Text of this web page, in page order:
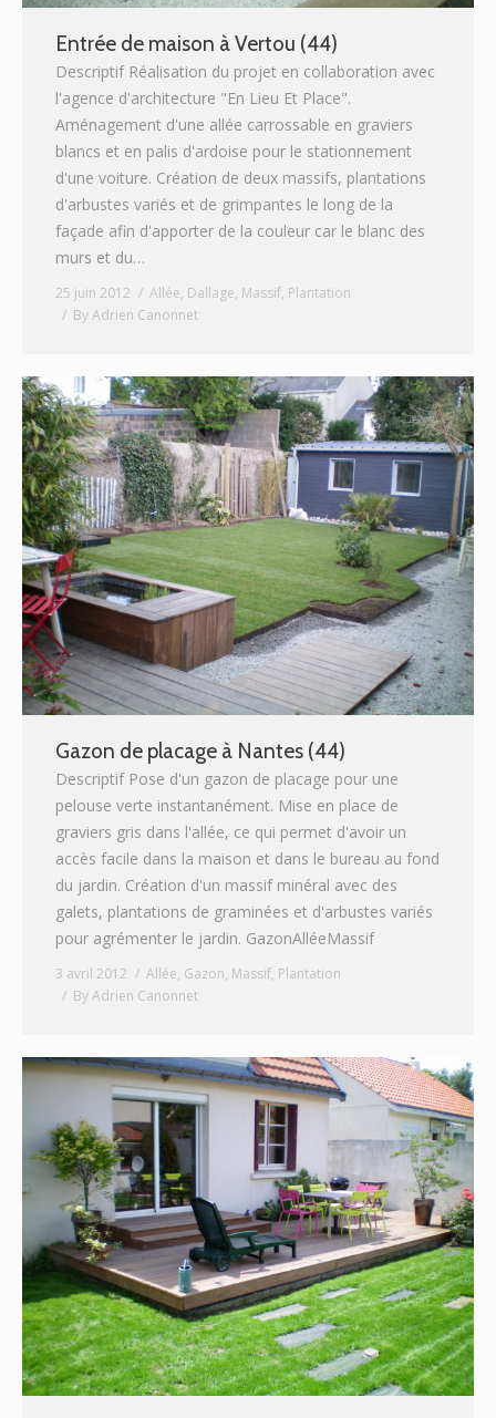
Entrée de maison à Vertou (44)
Descriptif Réalisation du projet en collaboration avec
l'agence d'architecture "En Lieu Et Place".
Aménagement d'une allée carrossable en graviers
blancs et en palis d'ardoise pour le stationnement
d'une voiture. Création de deux massifs, plantations
d'arbustes variés et de grimpantes le long de la
façade afin d'apporter de la couleur car le blanc des
murs et du…
25 juin 2012 Allée, Dallage, Massif, Plantation
ByAdrien Canonnet
Gazon de placage à Nantes (44)
Descriptif Pose d'un gazon de placage pour une
pelouse verte instantanément. Mise en place de
graviers gris dans l'allée, ce qui permet d'avoir un
accès facile dans la maison et dans le bureau au fond
du jardin. Création d'un massif minéral avec des
galets, plantations de graminées et d'arbustes variés
pour agrémenter le jardin. GazonAlléeMassif
3 avril 2012 Allée, Gazon, Massif, Plantation
ByAdrien Canonnet